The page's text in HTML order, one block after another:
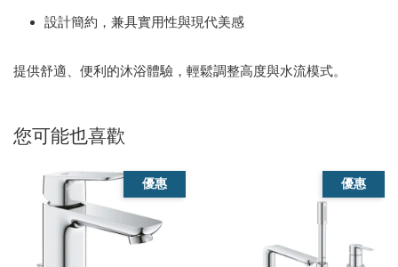
設計簡約，兼具實用性與現代美感
提供舒適、便利的沐浴體驗，輕鬆調整高度與水流模式。
您可能也喜歡
優惠 優惠